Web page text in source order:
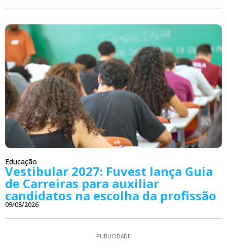
Educação
Vestibular 2027: Fuvest lança Guia
de Carreiras para auxiliar
candidatos na escolha da profissão
09/08/2026
PUBLICIDADE